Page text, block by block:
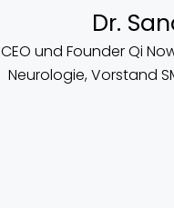
Dr.
CEO und Founder Qi
Neurologie, Vorstand